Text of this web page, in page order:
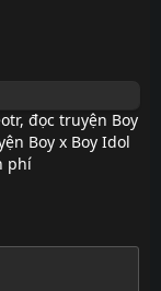
, đọc truyện Boy
Boy x Boy Idol
phí